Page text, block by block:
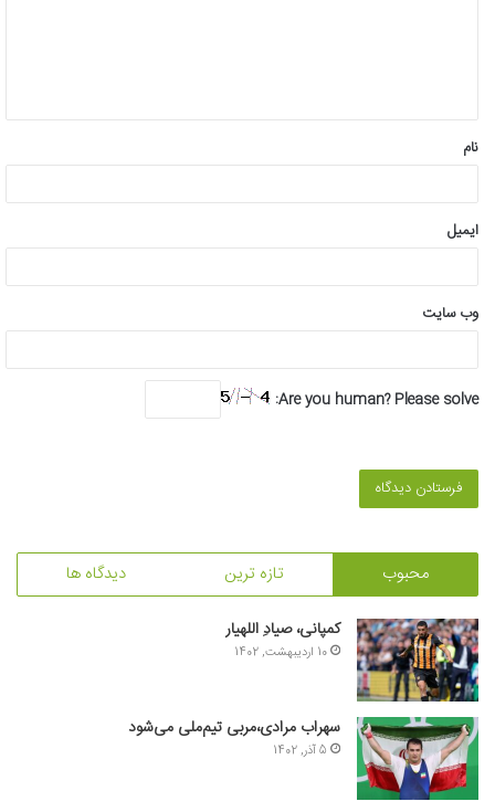
*
نام
ایمیل
وب‌ سایت
Are you human? Please solve:
محبوب تازه ترین دیدگاه ها
کمپانی، صیادِ اللهیار
10 اردیبهشت, 1402
سهراب مرادی،مربی تیم‌ملی می‌شود
5 آذر, 1402